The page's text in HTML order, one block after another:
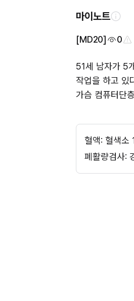
마이노트
[MD20] 0
51세 남자가 5
작업을 하고
가슴 컴퓨터단
혈액: 혈색
폐활량검사: